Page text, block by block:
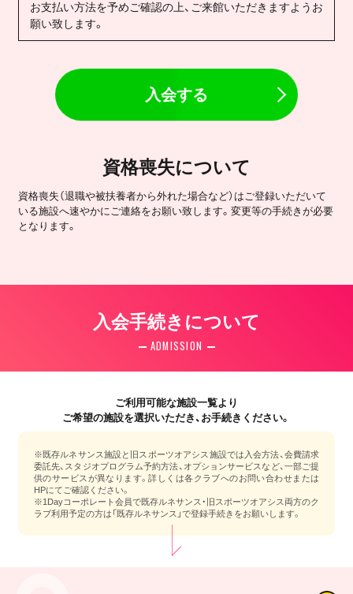
お支払い方法を予めご確認の上、ご来館いただきますようお
願い致します。
入会する
資格喪失について
資格喪失（退職や被扶養者から外れた場合など）はご登録いただいて
いる施設へ速やかにご連絡をお願い致します。変更等の手続きが必要
となります。
入会手続きについて
ADMISSION
ご利用可能な施設一覧より
ご希望の施設を選択いただき、お手続きください。
※既存ルネサンス施設と旧スポーツオアシス施設では入会方法、会費請求
委託先、スタジオプログラム予約方法、オプションサービスなど、一部ご提
供のサービスが異なります。詳しくは各クラブへのお問い合わせまたは
HPにてご確認ください。
※1Dayコーポレート会員で既存ルネサンス・旧スポーツオアシス両方のク
ラブ利用予定の方は「既存ルネサンス」で登録手続きをお願いします。